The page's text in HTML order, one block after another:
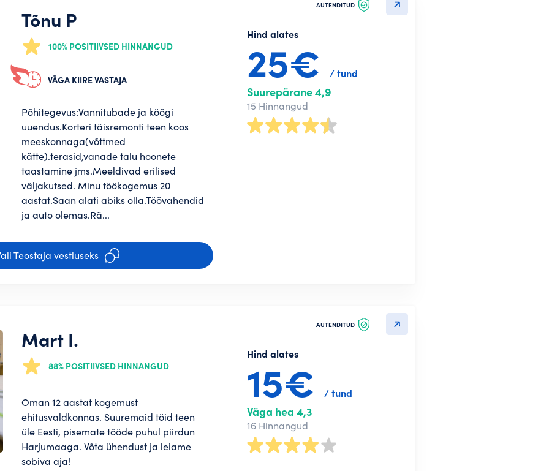
AUTENDITUD
Tõnu P
100% POSITIIVSED HINNANGUD
VÄGA KIIRE VASTAJA
Põhitegevus:Vannitubade ja köögi
uuendus.Korteri täisremonti teen koos
meeskonnaga(võttmed
kätte).terasid,vanade talu hoonete
taastamine jms.Meeldivad erilised
väljakutsed. Minu töökogemus 20
aastat.Saan alati abiks olla.Töövahendid
ja auto olemas.Rä...
Teostaja vestluseks
Hind alates
25€ / tund
Suurepärane 4,9
15 Hinnangud
AUTENDITUD
Mart I.
88% POSITIIVSED HINNANGUD
Oman 12 aastat kogemust
ehitusvaldkonnas. Suuremaid töid teen
üle Eesti, pisemate tööde puhul piirdun
Harjumaaga. Võta ühendust ja leiame
sobiva aja!
Hind alates
15€ / tund
Väga hea 4,3
16 Hinnangud